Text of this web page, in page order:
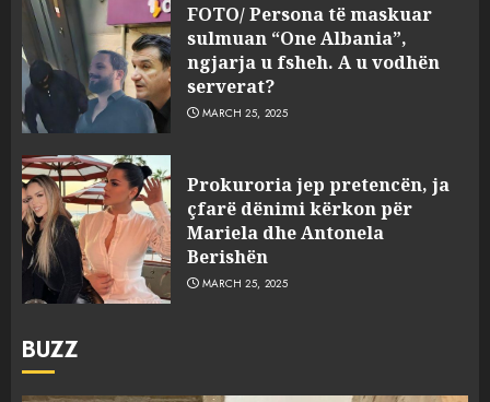
FOTO/ Persona të maskuar
sulmuan “One Albania”,
ngjarja u fsheh. A u vodhën
serverat?
MARCH 25, 2025
Prokuroria jep pretencën, ja
çfarë dënimi kërkon për
Mariela dhe Antonela
Berishën
MARCH 25, 2025
BUZZ